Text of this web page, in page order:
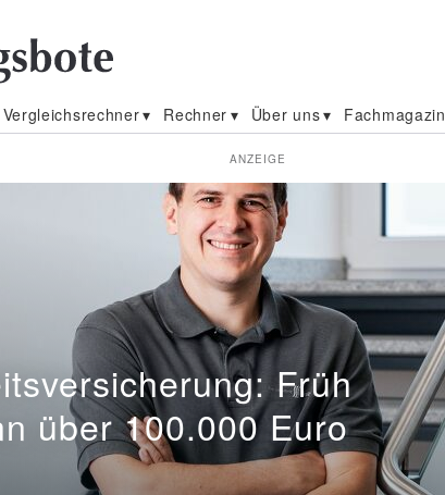
Vergleichsrechner Rechner Über uns Fachmagazin
ANZEIGE
Früh
über 100.000 Euro